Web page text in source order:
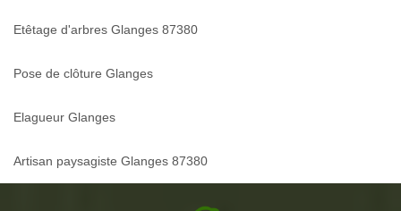
Etêtage d'arbres Glanges 87380
Pose de clôture Glanges
Elagueur Glanges
Artisan paysagiste Glanges 87380